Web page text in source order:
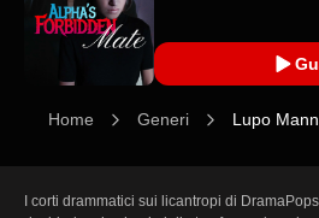
Home Generi Lupo
I corti drammatici sui licantropi di